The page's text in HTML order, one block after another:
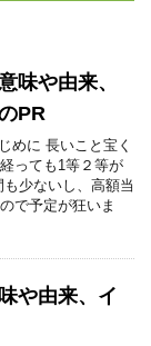
味や由来、
PR
に 長いこと宝く
っても1等２等が
少ないし、高額当
で予定が狂いま
や由来、イ